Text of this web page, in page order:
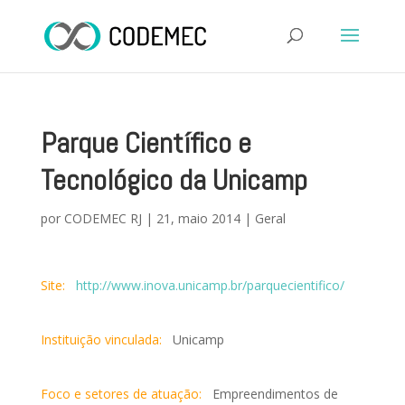
Parque Científico e
Tecnológico da Unicamp
por CODEMEC RJ | 21, maio 2014| Geral
Site: http://www.inova.unicamp.br/parquecientifico/
Instituição vinculada: Unicamp
Foco e setores de atuação: Empreendimentos de